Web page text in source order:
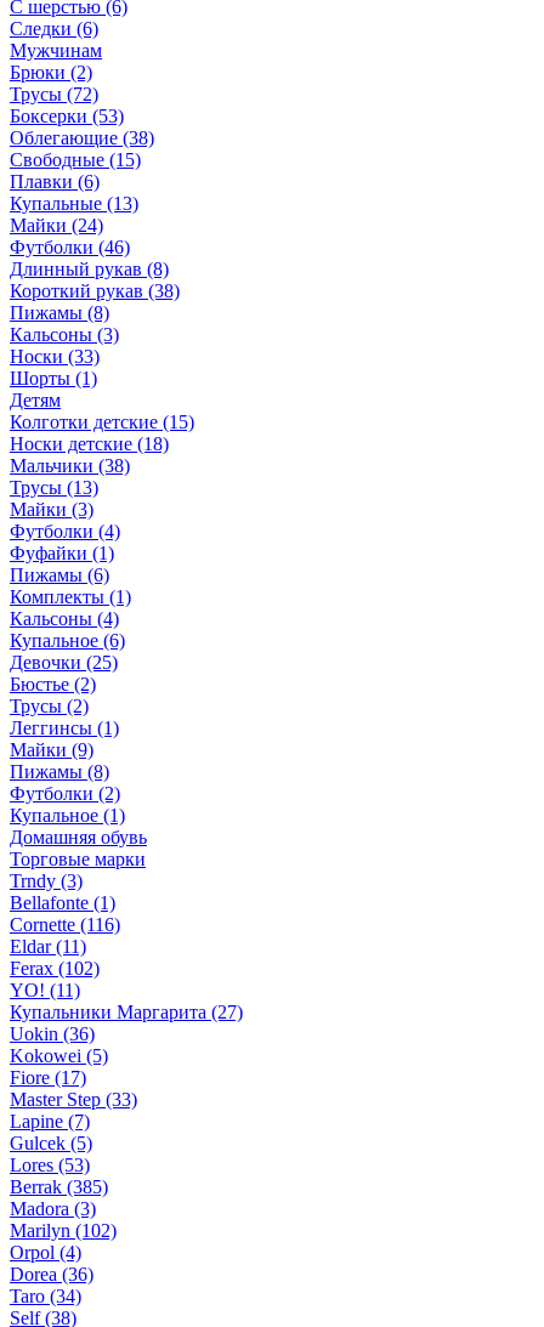
С шерстью (6)
Следки (6)
Мужчинам
Брюки (2)
Трусы (72)
Боксерки (53)
Облегающие (38)
Свободные (15)
Плавки (6)
Купальные (13)
Майки (24)
Футболки (46)
Длинный рукав (8)
Короткий рукав (38)
Пижамы (8)
Кальсоны (3)
Носки (33)
Шорты (1)
Детям
Колготки детские (15)
Носки детские (18)
Мальчики (38)
Трусы (13)
Майки (3)
Футболки (4)
Фуфайки (1)
Пижамы (6)
Комплекты (1)
Кальсоны (4)
Купальное (6)
Девочки (25)
Бюстье (2)
Трусы (2)
Леггинсы (1)
Майки (9)
Пижамы (8)
Футболки (2)
Купальное (1)
Домашняя обувь
Торговые марки
Trndy (3)
Bellafonte (1)
Cornette (116)
Eldar (11)
Ferax (102)
YO! (11)
Купальники Маргарита (27)
Uokin (36)
Kokowei (5)
Fiore (17)
Master Step (33)
Lapine (7)
Gulcek (5)
Lores (53)
Berrak (385)
Madora (3)
Marilyn (102)
Orpol (4)
Dorea (36)
Taro (34)
Self (38)